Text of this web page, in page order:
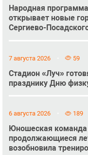
Народная
открывает новые
Сергиево-
7 августа 2026 59
Стадион «Луч»
празднику Дню
6 августа 2026 189
Юношеская команда
продолжающиеся
возобновила